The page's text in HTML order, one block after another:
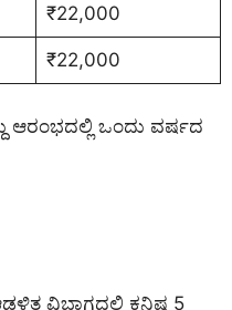
₹22,000
₹22,000
ಆರಂಭದಲ್ಲಿ ಒಂದು ವರ್ಷದ
ವಿಭಾಗದಲ್ಲಿ ಕನಿಷ್ಠ 5